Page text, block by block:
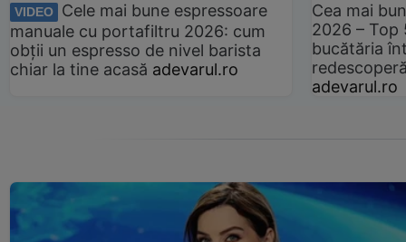
VIDEO
Cele mai bune espressoare
manuale cu portafiltru 2026: cum
obții un espresso de nivel barista
chiar la tine acasă adevarul.ro
Cea mai
2026 –
bucătăria
adevarul.ro